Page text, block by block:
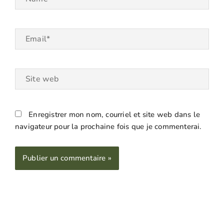
Email*
Site
Enregistrer mon nom, courriel et site web dans le
navigateur pour la prochaine fois que je commenterai.